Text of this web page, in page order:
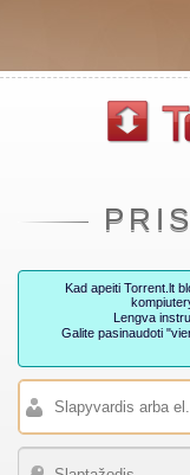
Kad apeiti Torrent.lt
Lengva
Galite pasinaudoti